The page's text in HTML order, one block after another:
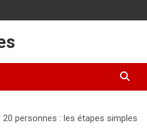
personnes : les étapes simples